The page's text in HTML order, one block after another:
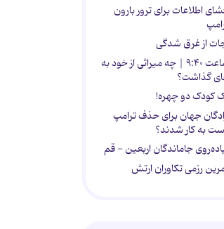
اطلاعات برای ترور بارون
از غرق شدگی
ساعت ۹:۴۰ | چه میراثی از خود به
گذاشت؟
کودک دو چهره!
جهان برای حذف ترامپ
به کار شدند؟
جاماندگان اربعین - قم
رزمی تکاوران ارتش